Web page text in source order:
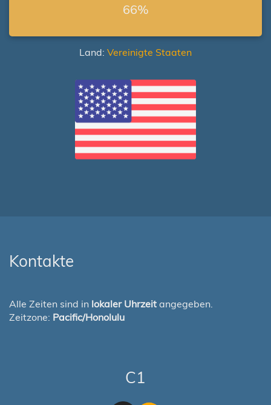
66%
Land: Vereinigte Staaten
Kontakte
Alle Zeiten sind in lokaler Uhrzeit angegeben.
Zeitzone: Pacific/Honolulu
C1